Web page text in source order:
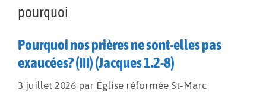
pourquoi
Pourquoi nos prières ne sont-elles pas
exaucées? (III) (Jacques 1.2-8)
3 juillet 2026 par Église réformée St-Marc